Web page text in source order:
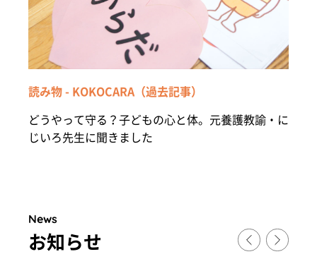
読み物 - KOKOCARA（過去記事）
どうやって守る？子どもの心と体。元養護教諭・に
じいろ先生に聞きました
News
お知らせ